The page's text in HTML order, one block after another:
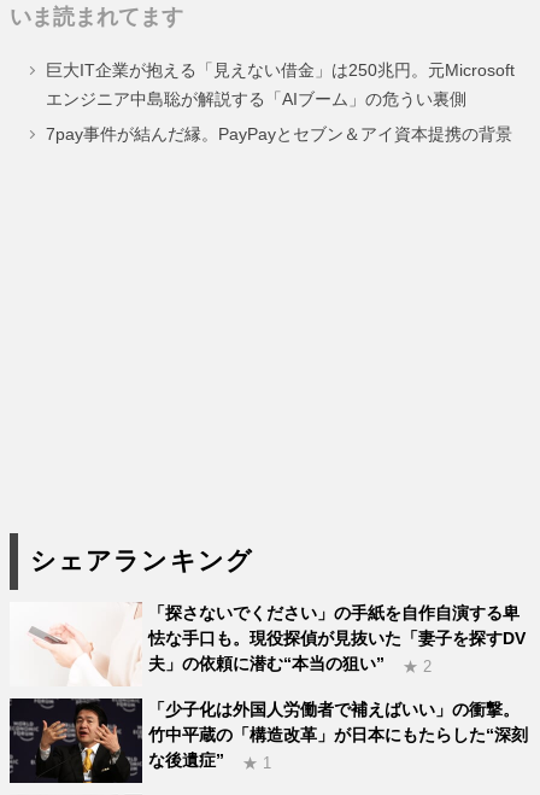
ー
ジ
ー
ジ
ー
ジ
いま読まれてます
巨大IT企業が抱える「見えない借金」は250兆円。元Microsoft
エンジニア中島聡が解説する「AIブーム」の危うい裏側
7pay事件が結んだ縁。PayPayとセブン＆アイ資本提携の背景
シェアランキング
「探さないでください」の手紙を自作自演する卑
怯な手口も。現役探偵が見抜いた「妻子を探すDV
夫」の依頼に潜む“本当の狙い”
★ 2
「少子化は外国人労働者で補えばいい」の衝撃。
竹中平蔵の「構造改革」が日本にもたらした“深刻
な後遺症”
★ 1